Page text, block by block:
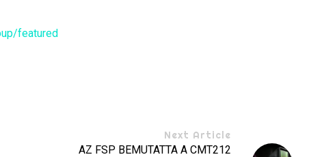
featured
Next Article
AZ FSP BEMUTATTA A CMT212